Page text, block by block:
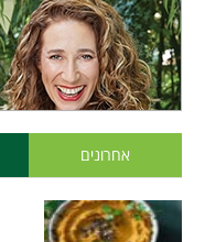
אחרונים